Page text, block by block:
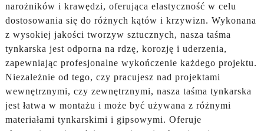
narożników i krawędzi, oferująca elastyczność w celu
dostosowania się do różnych kątów i krzywizn. Wykonana
z wysokiej jakości tworzyw sztucznych, nasza taśma
tynkarska jest odporna na rdzę, korozję i uderzenia,
zapewniając profesjonalne wykończenie każdego projektu.
Niezależnie od tego, czy pracujesz nad projektami
wewnętrznymi, czy zewnętrznymi, nasza taśma tynkarska
jest łatwa w montażu i może być używana z różnymi
materiałami tynkarskimi i gipsowymi. Oferuje